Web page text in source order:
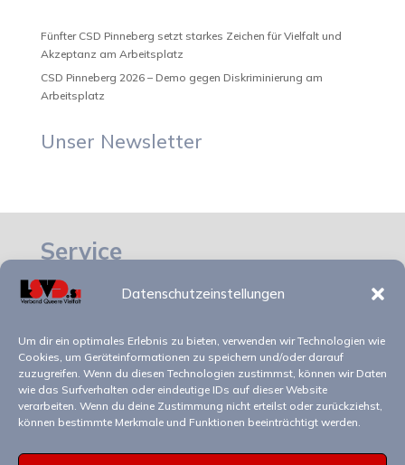
Datenschutzeinstellungen
Um dir ein optimales Erlebnis zu bieten, verwenden wir Technologien wie
Cookies, um Geräteinformationen zu speichern und/oder darauf
zuzugreifen. Wenn du diesen Technologien zustimmst, können wir Daten
wie das Surfverhalten oder eindeutige IDs auf dieser Website
verarbeiten. Wenn du deine Zustimmung nicht erteilst oder zurückziehst,
können bestimmte Merkmale und Funktionen beeinträchtigt werden.
Fünfter CSD Pinneberg setzt starkes Zeichen für Vielfalt und
Akzeptanz am Arbeitsplatz
CSD Pinneberg 2026 – Demo gegen Diskriminierung am
Arbeitsplatz
Unser Newsletter
Service
Impressum
Datenschutz
Kontakt
Schleswig-Holstein e.V.